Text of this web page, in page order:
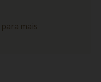
para mais